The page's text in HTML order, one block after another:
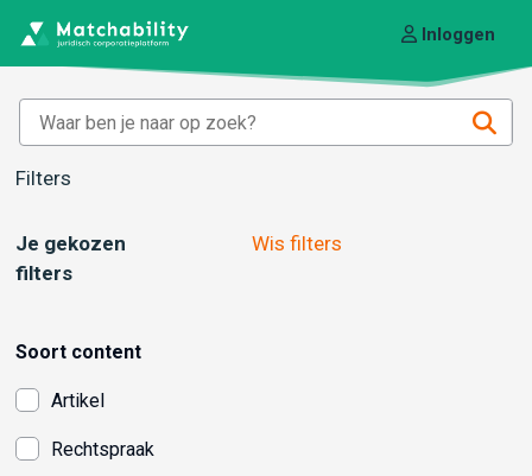
Inloggen
Filters
Je gekozen
filters
Wis filters
Soort content
Artikel
Rechtspraak